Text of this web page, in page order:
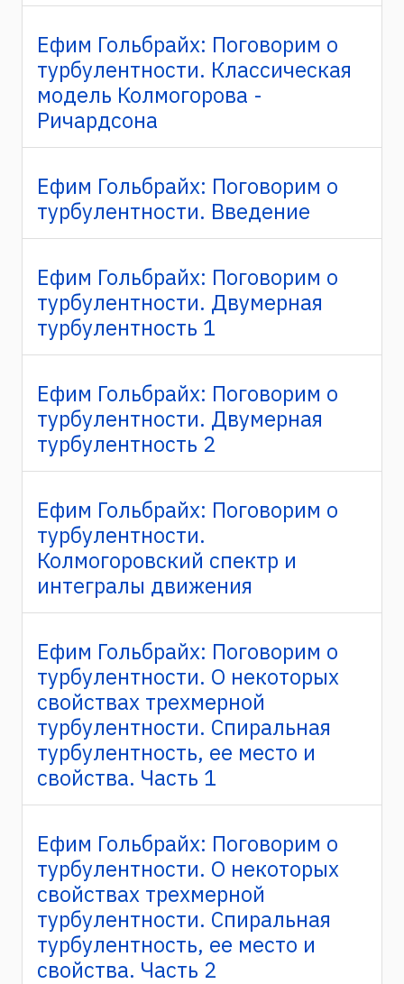
Ефим Гольбрайх: Поговорим о
турбулентности. Классическая
модель Колмогорова -
Ричардсона
Ефим Гольбрайх: Поговорим о
турбулентности. Введение
Ефим Гольбрайх: Поговорим о
турбулентности. Двумерная
турбулентность 1
Ефим Гольбрайх: Поговорим о
турбулентности. Двумерная
турбулентность 2
Ефим Гольбрайх: Поговорим о
турбулентности.
Колмогоровский спектр и
интегралы движения
Ефим Гольбрайх: Поговорим о
турбулентности. О некоторых
свойствах трехмерной
турбулентности. Спиральная
турбулентность, ее место и
свойства. Часть 1
Ефим Гольбрайх: Поговорим о
турбулентности. О некоторых
свойствах трехмерной
турбулентности. Спиральная
турбулентность, ее место и
свойства. Часть 2